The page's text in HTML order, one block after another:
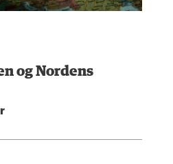
og Nordens